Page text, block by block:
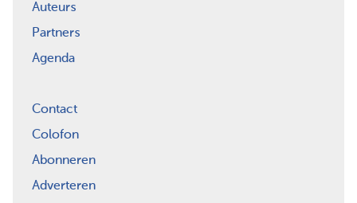
Auteurs
Partners
Agenda
Contact
Colofon
Abonneren
Adverteren